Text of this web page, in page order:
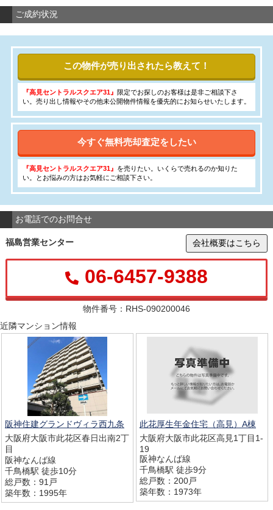
ご成約状況
この物件が売り出されたら教えて！
『高見セントラルスクエア31』 限定でお探しのお客様は是非ご相談下さ
い。売り出し情報やその他未公開物件情報を優先的にお知らせいたします。
今すぐ無料売却査定をしたい
『高見セントラルスクエア31』 を売りたい。いくらで売れるのか知りた
い。とお悩みの方はお気軽にご相談下さい。
お電話でのお問合せ
福島営業センター 会社概要はこちら
06-6457-9388
物件番号：RHS-090200046
近隣マンション情報
阪神住建グランドヴィラ西九条
大阪府大阪市此花区春日出南2丁
目
阪神なんば線
千鳥橋駅 徒歩10分
総戸数：91戸
築年数：1995年
此花厚生年金住宅（高見）A棟
大阪府大阪市此花区高見1丁目1-
19
阪神なんば線
千鳥橋駅 徒歩9分
総戸数：200戸
築年数：1973年